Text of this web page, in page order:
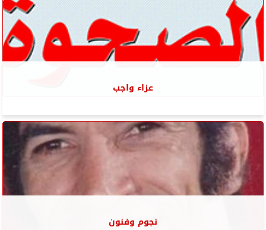
عزاء واجب
نجوم وفنون